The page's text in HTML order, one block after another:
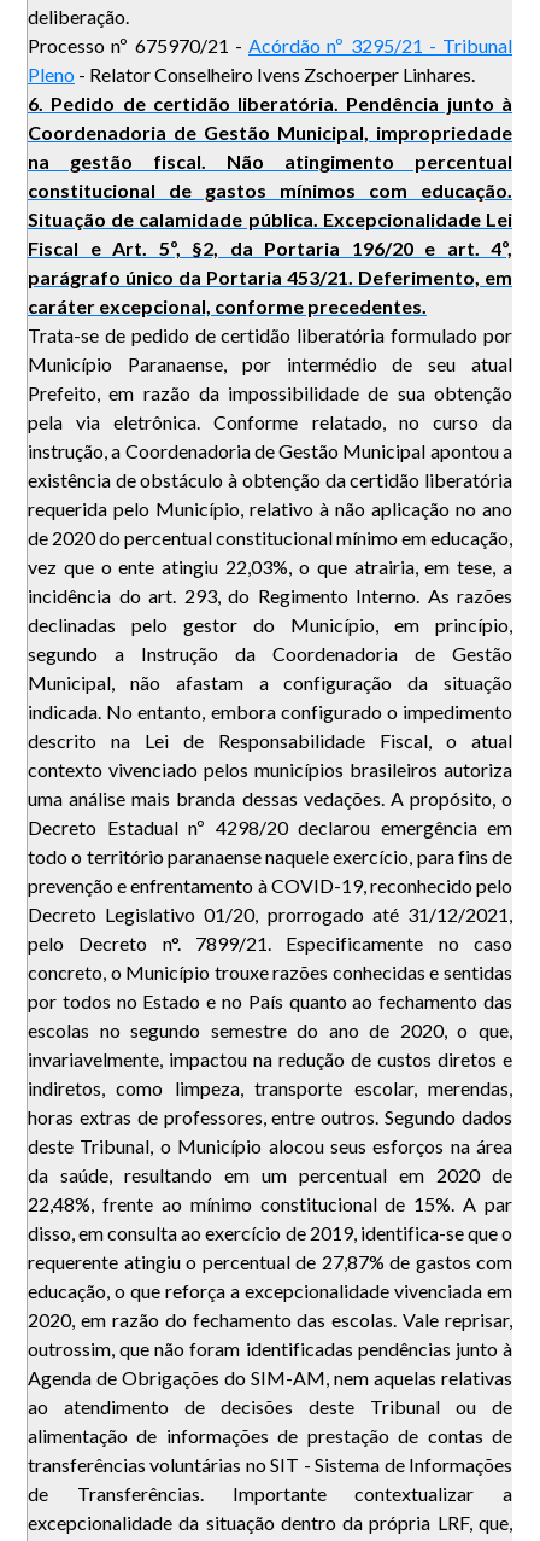
deliberação.
Processo nº 675970/21 - Acórdão nº 3295/21 - Tribunal
Pleno - Relator Conselheiro Ivens Zschoerper Linhares.
6. Pedido de certidão liberatória. Pendência junto à
Coordenadoria de Gestão Municipal, impropriedade
na gestão fiscal. Não atingimento percentual
constitucional de gastos mínimos com educação.
Situação de calamidade pública. Excepcionalidade Lei
Fiscal e Art. 5º, §2, da Portaria 196/20 e art. 4º,
parágrafo único da Portaria 453/21. Deferimento, em
caráter excepcional, conforme precedentes.
Trata-se de pedido de certidão liberatória formulado por
Município Paranaense, por intermédio de seu atual
Prefeito, em razão da impossibilidade de sua obtenção
pela via eletrônica. Conforme relatado, no curso da
instrução, a Coordenadoria de Gestão Municipal apontou a
existência de obstáculo à obtenção da certidão liberatória
requerida pelo Município, relativo à não aplicação no ano
de 2020 do percentual constitucional mínimo em educação,
vez que o ente atingiu 22,03%, o que atrairia, em tese, a
incidência do art. 293, do Regimento Interno. As razões
declinadas pelo gestor do Município, em princípio,
segundo a Instrução da Coordenadoria de Gestão
Municipal, não afastam a configuração da situação
indicada. No entanto, embora configurado o impedimento
descrito na Lei de Responsabilidade Fiscal, o atual
contexto vivenciado pelos municípios brasileiros autoriza
uma análise mais branda dessas vedações. A propósito, o
Decreto Estadual nº 4298/20 declarou emergência em
todo o território paranaense naquele exercício, para fins de
prevenção e enfrentamento à COVID-19, reconhecido pelo
Decreto Legislativo 01/20, prorrogado até 31/12/2021,
pelo Decreto n°. 7899/21. Especificamente no caso
concreto, o Município trouxe razões conhecidas e sentidas
por todos no Estado e no País quanto ao fechamento das
escolas no segundo semestre do ano de 2020, o que,
invariavelmente, impactou na redução de custos diretos e
indiretos, como limpeza, transporte escolar, merendas,
horas extras de professores, entre outros. Segundo dados
deste Tribunal, o Município alocou seus esforços na área
da saúde, resultando em um percentual em 2020 de
22,48%, frente ao mínimo constitucional de 15%. A par
disso, em consulta ao exercício de 2019, identifica-se que o
requerente atingiu o percentual de 27,87% de gastos com
educação, o que reforça a excepcionalidade vivenciada em
2020, em razão do fechamento das escolas. Vale reprisar,
outrossim, que não foram identificadas pendências junto à
Agenda de Obrigações do SIM-AM, nem aquelas relativas
ao atendimento de decisões deste Tribunal ou de
alimentação de informações de prestação de contas de
transferências voluntárias no SIT - Sistema de Informações
de Transferências. Importante contextualizar a
excepcionalidade da situação dentro da própria LRF, que,